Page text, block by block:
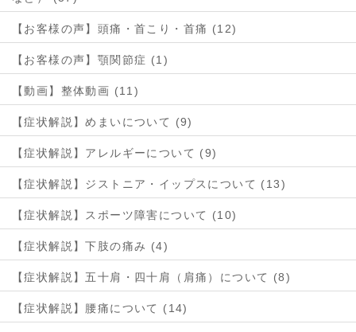
【お客様の声】頭痛・首こり・首痛 (12)
【お客様の声】顎関節症 (1)
【動画】整体動画 (11)
【症状解説】めまいについて (9)
【症状解説】アレルギーについて (9)
【症状解説】ジストニア・イップスについて (13)
【症状解説】スポーツ障害について (10)
【症状解説】下肢の痛み (4)
【症状解説】五十肩・四十肩（肩痛）について (8)
【症状解説】腰痛について (14)